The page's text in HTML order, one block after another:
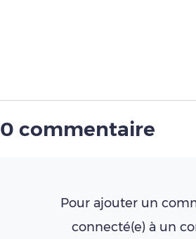
0 commentaire
Pour ajouter un
connecté(e) à un